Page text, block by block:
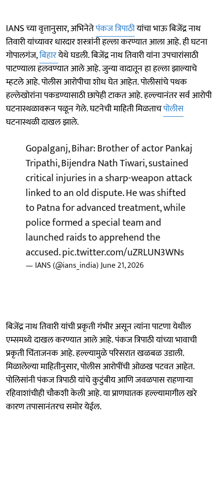
IANS च्या वृत्तानुसार, अभिनेतेपंकज त्रिपाठीयांचा भाऊ बिजेंद्र नाथ
तिवारी यांच्यावर धारदार शस्त्रांनी हल्ला करण्यात आला आहे. ही घटना
गोपालगंज,बिहारयेथे घडली. बिजेंद्र नाथ तिवारी यांना उपचारांसाठी
पाटण्याला हलवण्यात आले आहे. जुन्या वादातून हा हल्ला झाल्याचे
म्हटले आहे. पोलीस आरोपीचा शोध घेत आहेत. पोलीसांचे पथक
हल्लेखोरांना पकडण्यासाठी छापेही टाकत आहे. हल्ल्यानंतर सर्व आरोपी
घटनास्थळावरून पळून गेले. घटनेची माहिती मिळताचपोलीस
घटनास्थळी दाखल झाले.
Gopalganj, Bihar: Brother of actor Pankaj
Tripathi, Bijendra Nath Tiwari, sustained
critical injuries in a sharp-weapon attack
linked to an old dispute. He was shifted
to Patna for advanced treatment, while
police formed a special team and
launched raids to apprehend the
accused.pic.twitter.com/uZRLUN3WNs
— IANS (@ians_india)June 21, 2026
बिजेंद्र नाथ तिवारी यांची प्रकृती गंभीर असून त्यांना पाटणा येथील
एम्समध्ये दाखल करण्यात आले आहे. पंकज त्रिपाठी यांच्या भावाची
प्रकृती चिंताजनक आहे. हल्ल्यामुळे परिसरात खळबळ उडाली.
मिळालेल्या माहितीनुसार, पोलीस आरोपींची ओळख पटवत आहेत.
पोलिसांनी पंकज त्रिपाठी यांचे कुटुंबीय आणि जवळपास राहणाऱ्या
रहिवाशांचीही चौकशी केली आहे. या प्राणघातक हल्ल्यामागील खरे
कारण तपासानंतरच समोर येईल.